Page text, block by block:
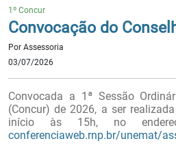
1º Concur
Convocação do
Por Assessoria
03/07/2026
Convocada a 1ª Sessão
(Concur) de 2026, a ser
início às 15h, no
conferenciaweb.rnp.br/unemat/